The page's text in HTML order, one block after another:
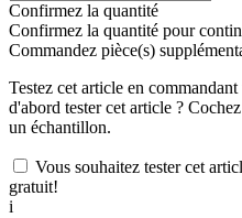
Confirmez la quantité
Confirmez la quantité pour
Commandez pièce(s)
Testez cet article en
d'abord tester cet article ?
un échantillon.
Vous souhaitez tester cet
gratuit!
i